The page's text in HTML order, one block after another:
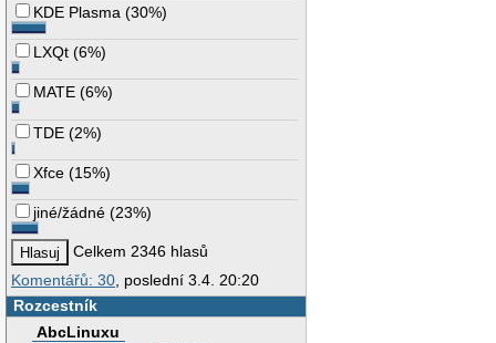
KDE Plasma (30%)
LXQt (6%)
MATE (6%)
TDE (2%)
Xfce (15%)
jiné/žádné (23%)
Celkem 2346 hlasů
Komentářů: 30 , poslední 3.4. 20:20
Rozcestník
AbcLinuxu